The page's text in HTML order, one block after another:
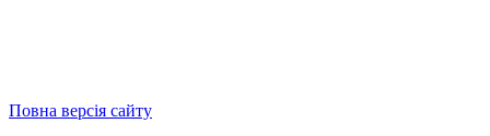
Повна версія сайту